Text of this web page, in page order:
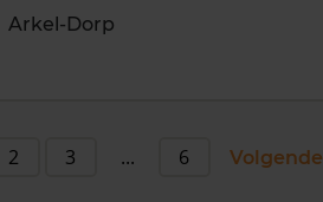
Arkel-Dorp
2 3 ... 6 Volgende